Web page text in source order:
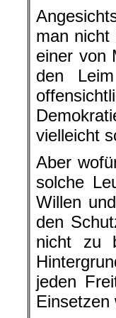
man
einer von
den
vielleicht
Aber
solche
Willen
den
nicht zu
jeden
Einsetzen